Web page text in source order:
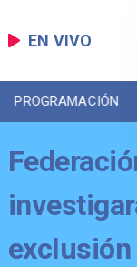
EN VIVO
PROGRAMACIÓN